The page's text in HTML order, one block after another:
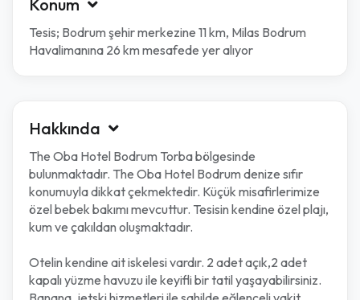
Konum
Tesis; Bodrum şehir merkezine 11 km, Milas Bodrum
Havalimanına 26 km mesafede yer alıyor
Hakkında
The Oba Hotel Bodrum Torba bölgesinde
bulunmaktadır. The Oba Hotel Bodrum denize sıfır
konumuyla dikkat çekmektedir. Küçük misafirlerimize
özel bebek bakımı mevcuttur. Tesisin kendine özel plajı,
kum ve çakıldan oluşmaktadır.
Otelin kendine ait iskelesi vardır. 2 adet açık,2 adet
kapalı yüzme havuzu ile keyifli bir tatil yaşayabilirsiniz.